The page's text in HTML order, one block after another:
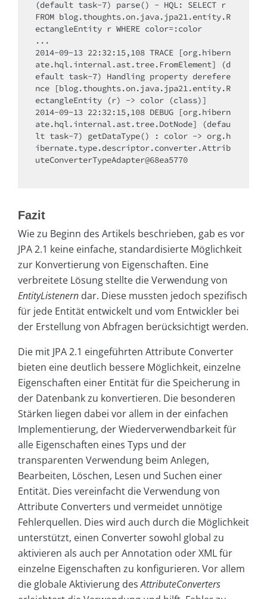
(default task-7) parse() - HQL: SELECT r
FROM blog.thoughts.on.java.jpa21.entity.R
ectangleEntity r WHERE color=:color
...
2014-09-13 22:32:15,108 TRACE [org.hibern
ate.hql.internal.ast.tree.FromElement] (d
efault task-7) Handling property derefere
nce [blog.thoughts.on.java.jpa21.entity.R
ectangleEntity (r) -> color (class)]
2014-09-13 22:32:15,108 DEBUG [org.hibern
ate.hql.internal.ast.tree.DotNode] (defau
lt task-7) getDataType() : color -> org.h
ibernate.type.descriptor.converter.Attrib
uteConverterTypeAdapter@68ea5770
Fazit
Wie zu Beginn des Artikels beschrieben, gab es vor
JPA 2.1 keine einfache, standardisierte Möglichkeit
zur Konvertierung von Eigenschaften. Eine
verbreitete Lösung stellte die Verwendung von
EntityListenern dar. Diese mussten jedoch spezifisch
für jede Entität entwickelt und vom Entwickler bei
der Erstellung von Abfragen berücksichtigt werden.
Die mit JPA 2.1 eingeführten Attribute Converter
bieten eine deutlich bessere Möglichkeit, einzelne
Eigenschaften einer Entität für die Speicherung in
der Datenbank zu konvertieren. Die besonderen
Stärken liegen dabei vor allem in der einfachen
Implementierung, der Wiederverwendbarkeit für
alle Eigenschaften eines Typs und der
transparenten Verwendung beim Anlegen,
Bearbeiten, Löschen, Lesen und Suchen einer
Entität. Dies vereinfacht die Verwendung von
Attribute Converters und vermeidet unnötige
Fehlerquellen. Dies wird auch durch die Möglichkeit
unterstützt, einen Converter sowohl global zu
aktivieren als auch per Annotation oder XML für
einzelne Eigenschaften zu konfigurieren. Vor allem
die globale Aktivierung desAttributeConverters